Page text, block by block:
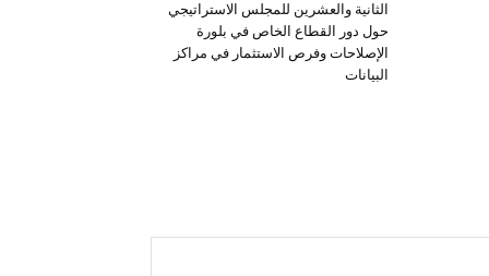
الثانية والعشرين للمجلس الاستراتيجي
حول دور القطاع الخاص في بلورة
الإصلاحات وفرص الاستثمار في مراكز
البيانات